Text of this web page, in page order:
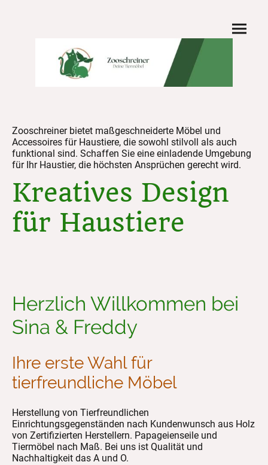
Zooschreiner bietet maßgeschneiderte Möbel und
Accessoires für Haustiere, die sowohl stilvoll als auch
funktional sind. Schaffen Sie eine einladende Umgebung
für Ihr Haustier, die höchsten Ansprüchen gerecht wird.
Kreatives Design
für Haustiere
Herzlich Willkommen bei
Sina & Freddy
Ihre erste Wahl für
tierfreundliche Möbel
Herstellung von Tierfreundlichen
Einrichtungsgegenständen nach Kundenwunsch aus Holz
von Zertifizierten Herstellern. Papageienseile und
Tiermöbel nach Maß. Bei uns ist Qualität und
Nachhaltigkeit das A und O.